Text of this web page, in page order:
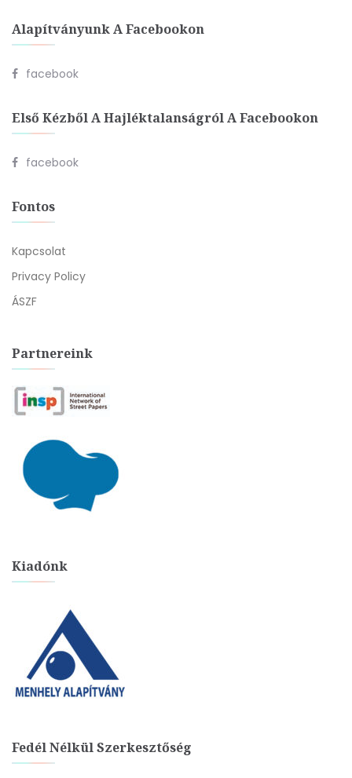
Alapítványunk A Facebookon
facebook
Első Kézből A Hajléktalanságról A Facebookon
facebook
Fontos
Kapcsolat
Privacy Policy
ÁSZF
Partnereink
Kiadónk
Fedél Nélkül Szerkesztőség